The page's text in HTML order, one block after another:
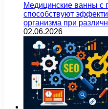
Медицинские ванны с
способствуют
организма при
02.06.2026